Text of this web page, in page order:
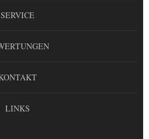
SERVICE
LINKS